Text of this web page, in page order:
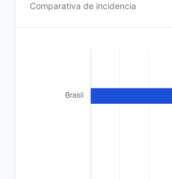
Comparativa de incidencia